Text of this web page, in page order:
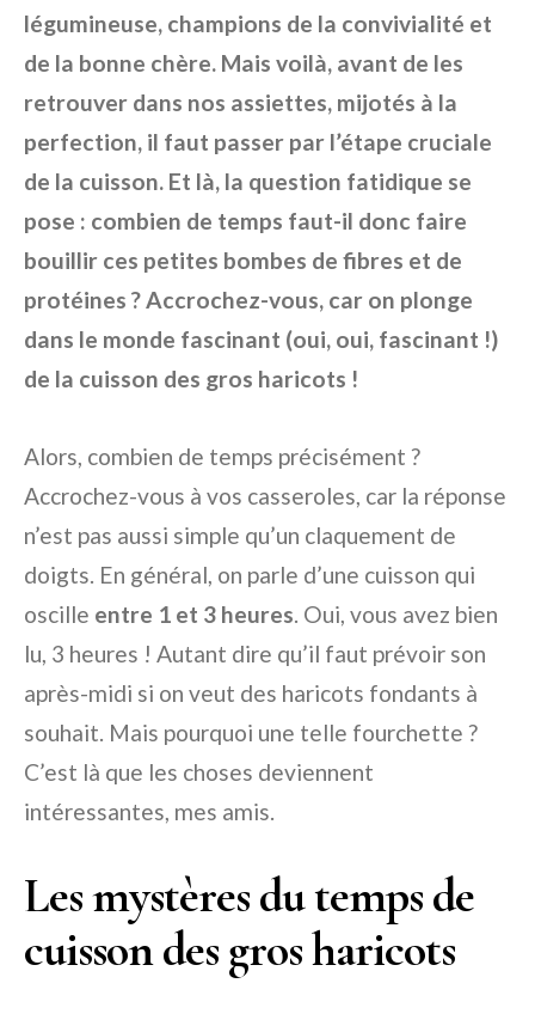
légumineuse, champions de la convivialité et
de la bonne chère. Mais voilà, avant de les
retrouver dans nos assiettes, mijotés à la
perfection, il faut passer par l’étape cruciale
de la cuisson. Et là, la question fatidique se
pose : combien de temps faut-il donc faire
bouillir ces petites bombes de fibres et de
protéines ? Accrochez-vous, car on plonge
dans le monde fascinant (oui, oui, fascinant !)
de la cuisson des gros haricots !
Alors, combien de temps précisément ?
Accrochez-vous à vos casseroles, car la réponse
n’est pas aussi simple qu’un claquement de
doigts. En général, on parle d’une cuisson qui
oscille entre 1 et 3 heures. Oui, vous avez bien
lu, 3 heures ! Autant dire qu’il faut prévoir son
après-midi si on veut des haricots fondants à
souhait. Mais pourquoi une telle fourchette ?
C’est là que les choses deviennent
intéressantes, mes amis.
Les mystères du temps de
cuisson des gros haricots